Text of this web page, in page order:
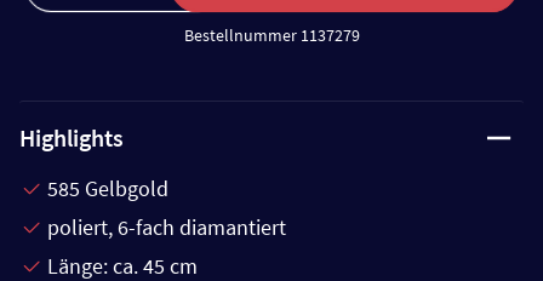
Bestellnummer 1137279
Highlights
585 Gelbgold
poliert, 6-fach diamantiert
Länge: ca. 45 cm